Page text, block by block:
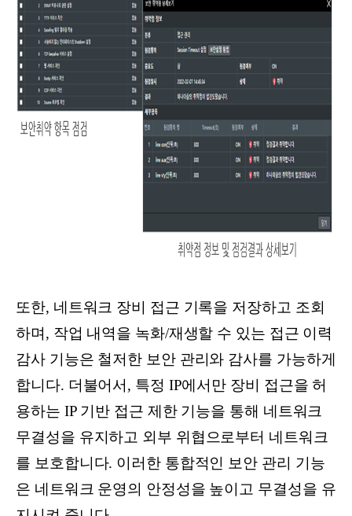
또한, 네트워크 장비 접근 기록을 저장하고 조회
하며, 작업 내역을 녹화/재생할 수 있는 접근 이력
감사 기능은 철저한 보안 관리와 감사를 가능하게
합니다. 더불어서, 특정 IP에서만 장비 접근을 허
용하는 IP 기반 접근 제한 기능을 통해 네트워크
무결성을 유지하고 외부 위협으로부터 네트워크
를 보호합니다. 이러한 통합적인 보안 관리 기능
은 네트워크 운영의 안정성을 높이고 무결성을 유